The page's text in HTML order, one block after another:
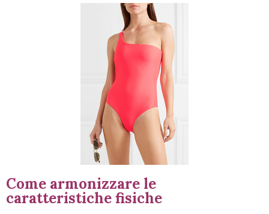
Come armonizzare le
caratteristiche fisiche